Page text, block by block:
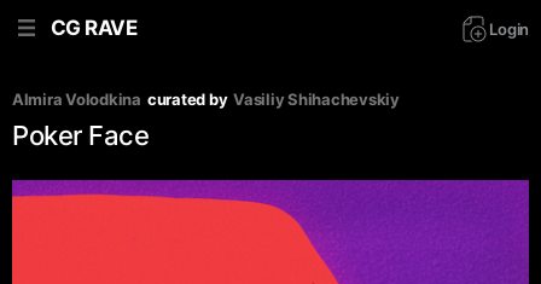
CG RAVE Login
Almira Volodkina curated by Vasiliy Shihachevskiy
Poker Face